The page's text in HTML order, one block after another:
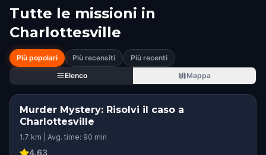
Tutte le missioni in
Charlottesville
Più popolari Più recensiti
Più recenti
Elenco
Mappa
Murder Mystery: Risolvi il caso a
Charlottesville
1.7 km | Avg. time: 90 min
4.63